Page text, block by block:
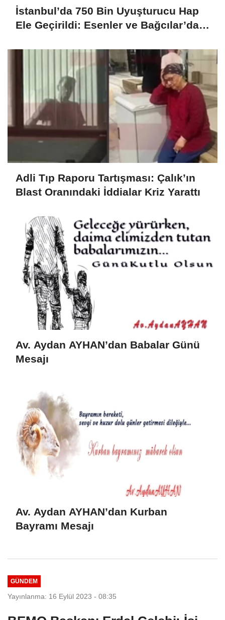
İstanbul’da 750 Bin Uyuşturucu Hap
Ele Geçirildi: Esenler ve Bağcılar’da
Adli Tıp Raporu Tartışması: Çalık’ın
Blast Oranındaki İddialar Kriz Yarattı
Av. Aydan AYHAN’dan Babalar Günü
Mesajı
Av. Aydan AYHAN’dan Kurban
Bayramı Mesajı
GÜNDEM
Yayınlanma: 16 Eylül 2023 - 08:35